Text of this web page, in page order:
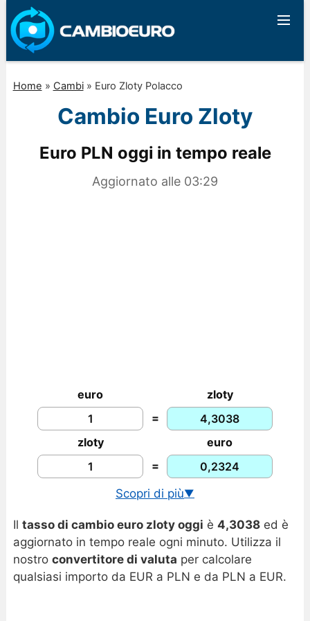
Home » Cambi» Euro Zloty Polacco
Cambio Euro Zloty
Euro PLN oggi in tempo reale
Aggiornato alle 03:29
euro
zloty
=
zloty
euro
=
Scopri di più▼
Cambio USD/PLN in tempo reale
Storico tassi EUR/PLN
Grafico euro zloty
Il tasso di cambio euro zloty oggi è 4,3038ed è
aggiornato in tempo reale ogni minuto. Utilizza il
nostro convertitore di valuta per calcolare
qualsiasi importo da EUR a PLN e da PLN a EUR.